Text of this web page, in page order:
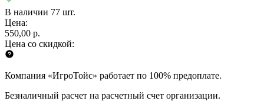
В наличии 77 шт.
Цена:
550,00 р.
Цена со скидкой:
Компания «ИгроТойс» работает по 100% предоплате.
Безналичный расчет на расчетный счет организации.